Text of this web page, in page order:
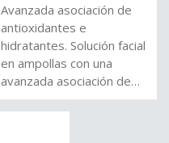
Avanzada asociación de
antioxidantes e
hidratantes. Solución facial
en ampollas con una
avanzada asociación de
antioxidantes e
hidratantes que actúa